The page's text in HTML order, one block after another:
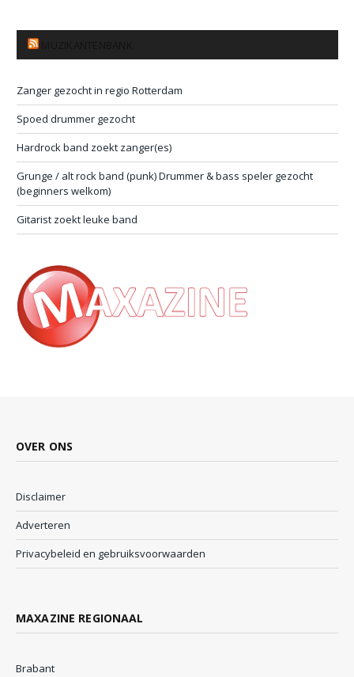
Zanger gezocht in regio Rotterdam
Spoed drummer gezocht
Hardrock band zoekt zanger(es)
Grunge / alt rock band (punk) Drummer & bass speler gezocht
(beginners welkom)
Gitarist zoekt leuke band
OVER ONS
Disclaimer
Adverteren
Privacybeleid en gebruiksvoorwaarden
MAXAZINE REGIONAAL
Brabant